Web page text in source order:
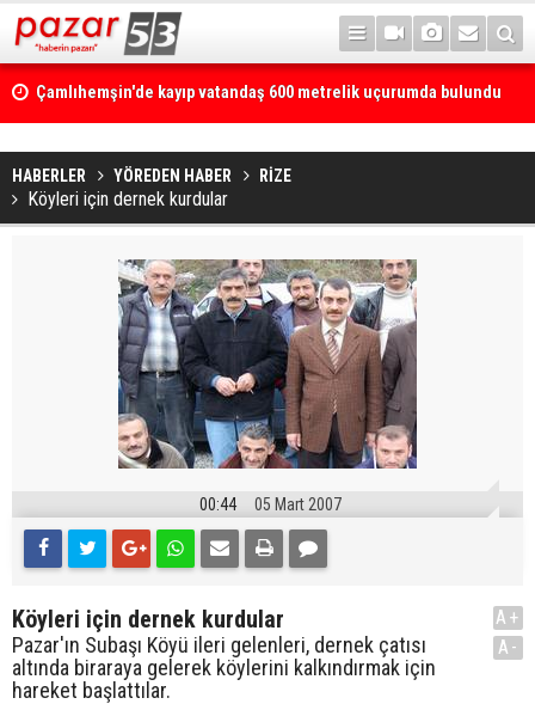
Çamlıhemşin'de kayıp vatandaş 600 metrelik uçurumda bulundu
HABERLER YÖREDEN HABER RİZE
Köyleri için dernek kurdular
00:44 05 Mart 2007
Köyleri için dernek kurdular
Pazar'ın Subaşı Köyü ileri gelenleri, dernek çatısı
altında biraraya gelerek köylerini kalkındırmak için
hareket başlattılar.
A+
A-